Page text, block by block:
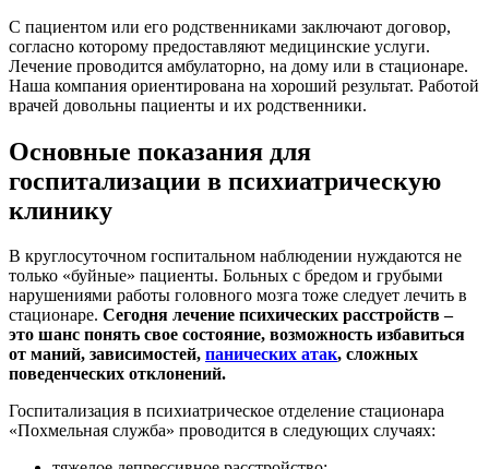
С пациентом или его родственниками заключают договор,
согласно которому предоставляют медицинские услуги.
Лечение проводится амбулаторно, на дому или в стационаре.
Наша компания ориентирована на хороший результат. Работой
врачей довольны пациенты и их родственники.
Основные показания для
госпитализации в психиатрическую
клинику
В круглосуточном госпитальном наблюдении нуждаются не
только «буйные» пациенты. Больных с бредом и грубыми
нарушениями работы головного мозга тоже следует лечить в
стационаре. Сегодня лечение психических расстройств –
это шанс понять свое состояние, возможность избавиться
от маний, зависимостей, панических атак, сложных
поведенческих отклонений.
Госпитализация в психиатрическое отделение стационара
«Похмельная служба» проводится в следующих случаях: